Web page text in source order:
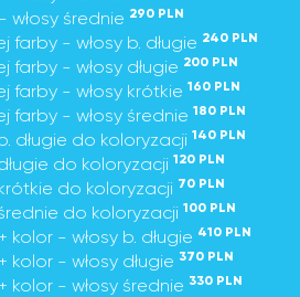
włosy średnie 290 PLN
farby - włosy b. długie 240 PLN
farby - włosy długie 200 PLN
farby - włosy krótkie 160 PLN
farby - włosy średnie 180 PLN
długie do koloryzacji 140 PLN
do koloryzacji 120 PLN
do koloryzacji 70 PLN
do koloryzacji 100 PLN
- włosy b. długie 410 PLN
- włosy długie 370 PLN
kolor - włosy średnie 330 PLN